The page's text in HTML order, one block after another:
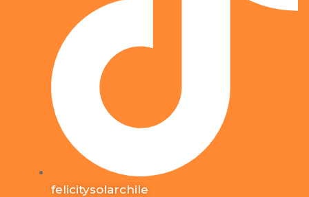
felicitysolarchile